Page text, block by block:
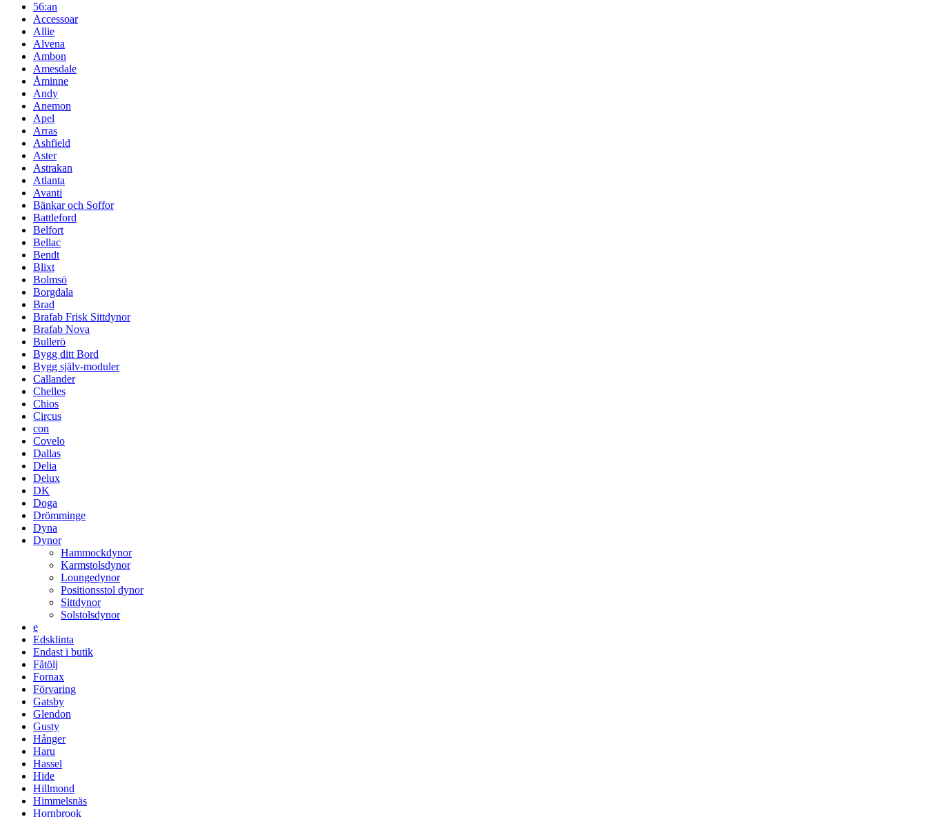
56:an
Accessoar
Allie
Alvena
Ambon
Amesdale
Åminne
Andy
Anemon
Apel
Arras
Ashfield
Aster
Astrakan
Atlanta
Avanti
Bänkar och Soffor
Battleford
Belfort
Bellac
Bendt
Blixt
Bolmsö
Borgdala
Brad
Brafab Frisk Sittdynor
Brafab Nova
Bullerö
Bygg ditt Bord
Bygg själv-moduler
Callander
Chelles
Chios
Circus
con
Covelo
Dallas
Delia
Delux
DK
Doga
Drömminge
Dyna
Dynor
Hammockdynor
Karmstolsdynor
Loungedynor
Positionsstol dynor
Sittdynor
Solstolsdynor
e
Edsklinta
Endast i butik
Fåtölj
Fornax
Förvaring
Gatsby
Glendon
Gusty
Hånger
Haru
Hassel
Hide
Hillmond
Himmelsnäs
Hornbrook